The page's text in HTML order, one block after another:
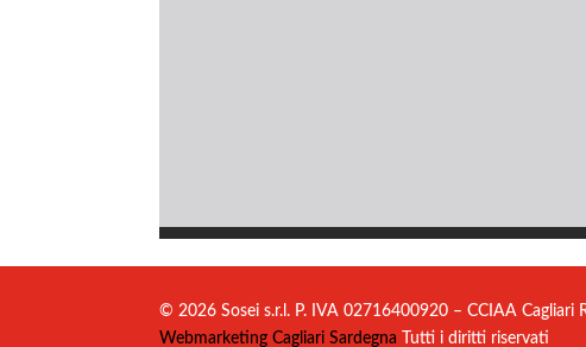
© 2026 Sosei s.r.l. P. IVA 02716400920 – CCIAA
Webmarketing Cagliari Sardegna
Tutti i diritti riservati